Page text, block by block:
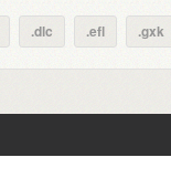
.dlc .efl .gxk